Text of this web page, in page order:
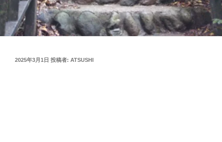
投
2025年3月1日 投稿者: ATSUSHI